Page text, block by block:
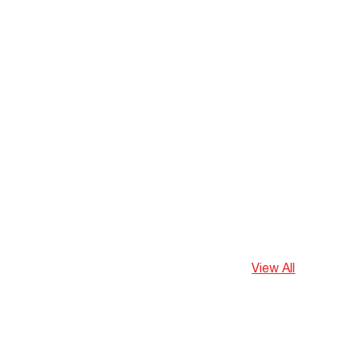
View All